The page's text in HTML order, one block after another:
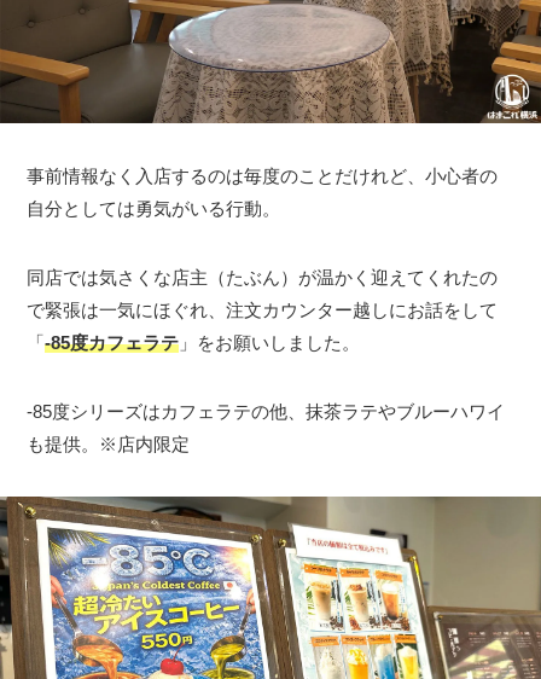
事前情報なく入店するのは毎度のことだけれど、小心者の
自分としては勇気がいる行動。
同店では気さくな店主（たぶん）が温かく迎えてくれたの
で緊張は一気にほぐれ、注文カウンター越しにお話をして
「-85度カフェラテ 」をお願いしました。
-85度シリーズはカフェラテの他、抹茶ラテやブルーハワイ
も提供。※店内限定